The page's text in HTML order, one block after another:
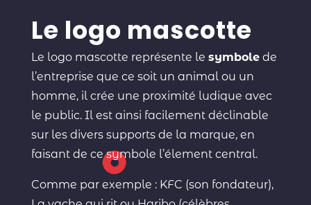
Le logo mascotte
Le logo mascotte représente le symbolede
l’entreprise que ce soit un animal ou un
homme, il crée une proximité ludique avec
le public. Il est ainsi facilement déclinable
sur les divers supports de la marque, en
faisant de ce symbole l’élement central.
Comme par exemple : KFC (son fondateur),